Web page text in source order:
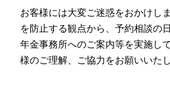
お客様には大変ご迷惑をおかけし
を防止する観点から、予約相談の
年金事務所へのご案内等を実施し
様のご理解、ご協力をお願いいたし